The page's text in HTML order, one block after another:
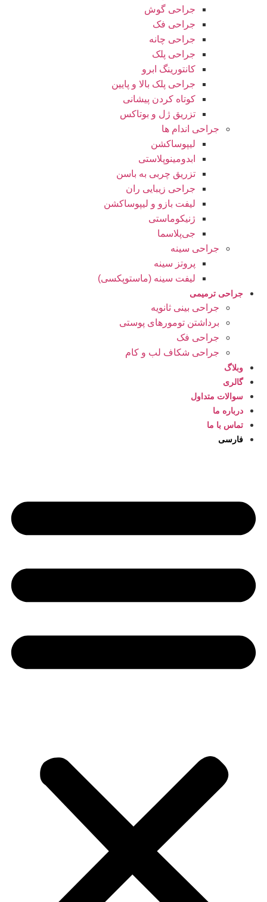
جراحی گوش
جراحی فک
جراحی چانه
جراحی پلک
کانتورینگ ابرو
جراحی پلک بالا و پایین
کوتاه کردن پیشانی
تزریق ژل و بوتاکس
جراحی اندام ها
لیپوساکشن
ابدومینوپلاستی
تزریق چربی به باسن
جراحی زیبایی ران
لیفت بازو و لیپوساکشن
ژنیکوماستی
جی‌پلاسما
جراحی سینه
پروتز سینه
لیفت سینه (ماستوپکسی)
جراحی ترمیمی
جراحی بینی ثانویه
برداشتن تومورهای پوستی
جراحی فک
جراحی شکاف لب و کام
وبلاگ
گالری
سوالات متداول
درباره ما
تماس با ما
فارسی